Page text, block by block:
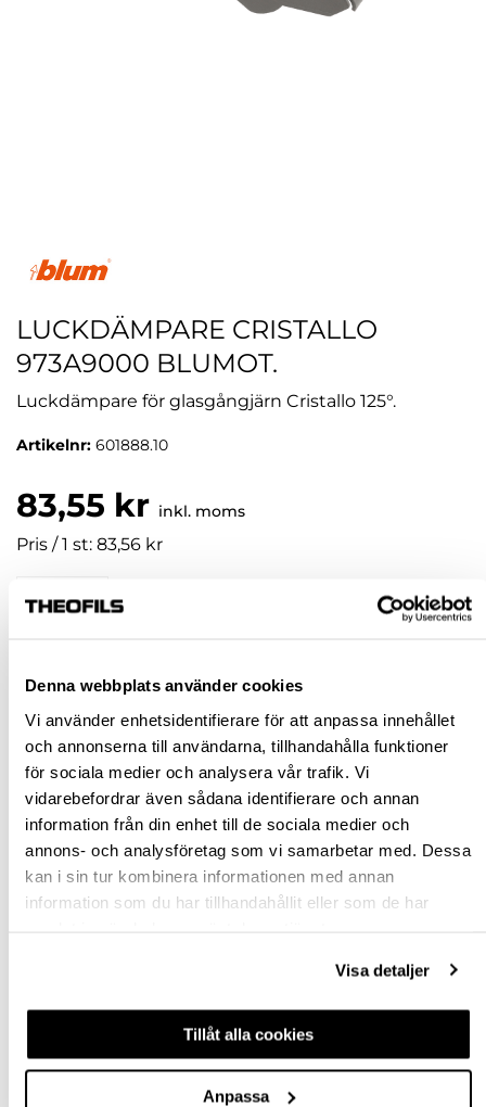
Denna webbplats använder cookies
Vi använder enhetsidentifierare för att anpassa innehållet
och annonserna till användarna, tillhandahålla funktioner
för sociala medier och analysera vår trafik. Vi
vidarebefordrar även sådana identifierare och annan
information från din enhet till de sociala medier och
annons- och analysföretag som vi samarbetar med. Dessa
kan i sin tur kombinera informationen med annan
information som du har tillhandahållit eller som de har
Visa detaljer
Tillåt alla cookies
Anpassa
LUCKDÄMPARE CRISTALLO
973A9000 BLUMOT.
Luckdämpare för glasgångjärn Cristallo 125°.
Artikelnr: 601888.10
83,55 kr inkl. moms
Pris / 1 st: 83,56 kr
st
Jönköping huvudlager Beställningsvara
Slut i lager
Malmö butik Slut i lager
Stockholm butik Slut i lager
Snabba leveranser
Hämta i butik
BESKRIVNING
SPECIFIKATION